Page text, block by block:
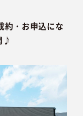
約・お申込にな
♪